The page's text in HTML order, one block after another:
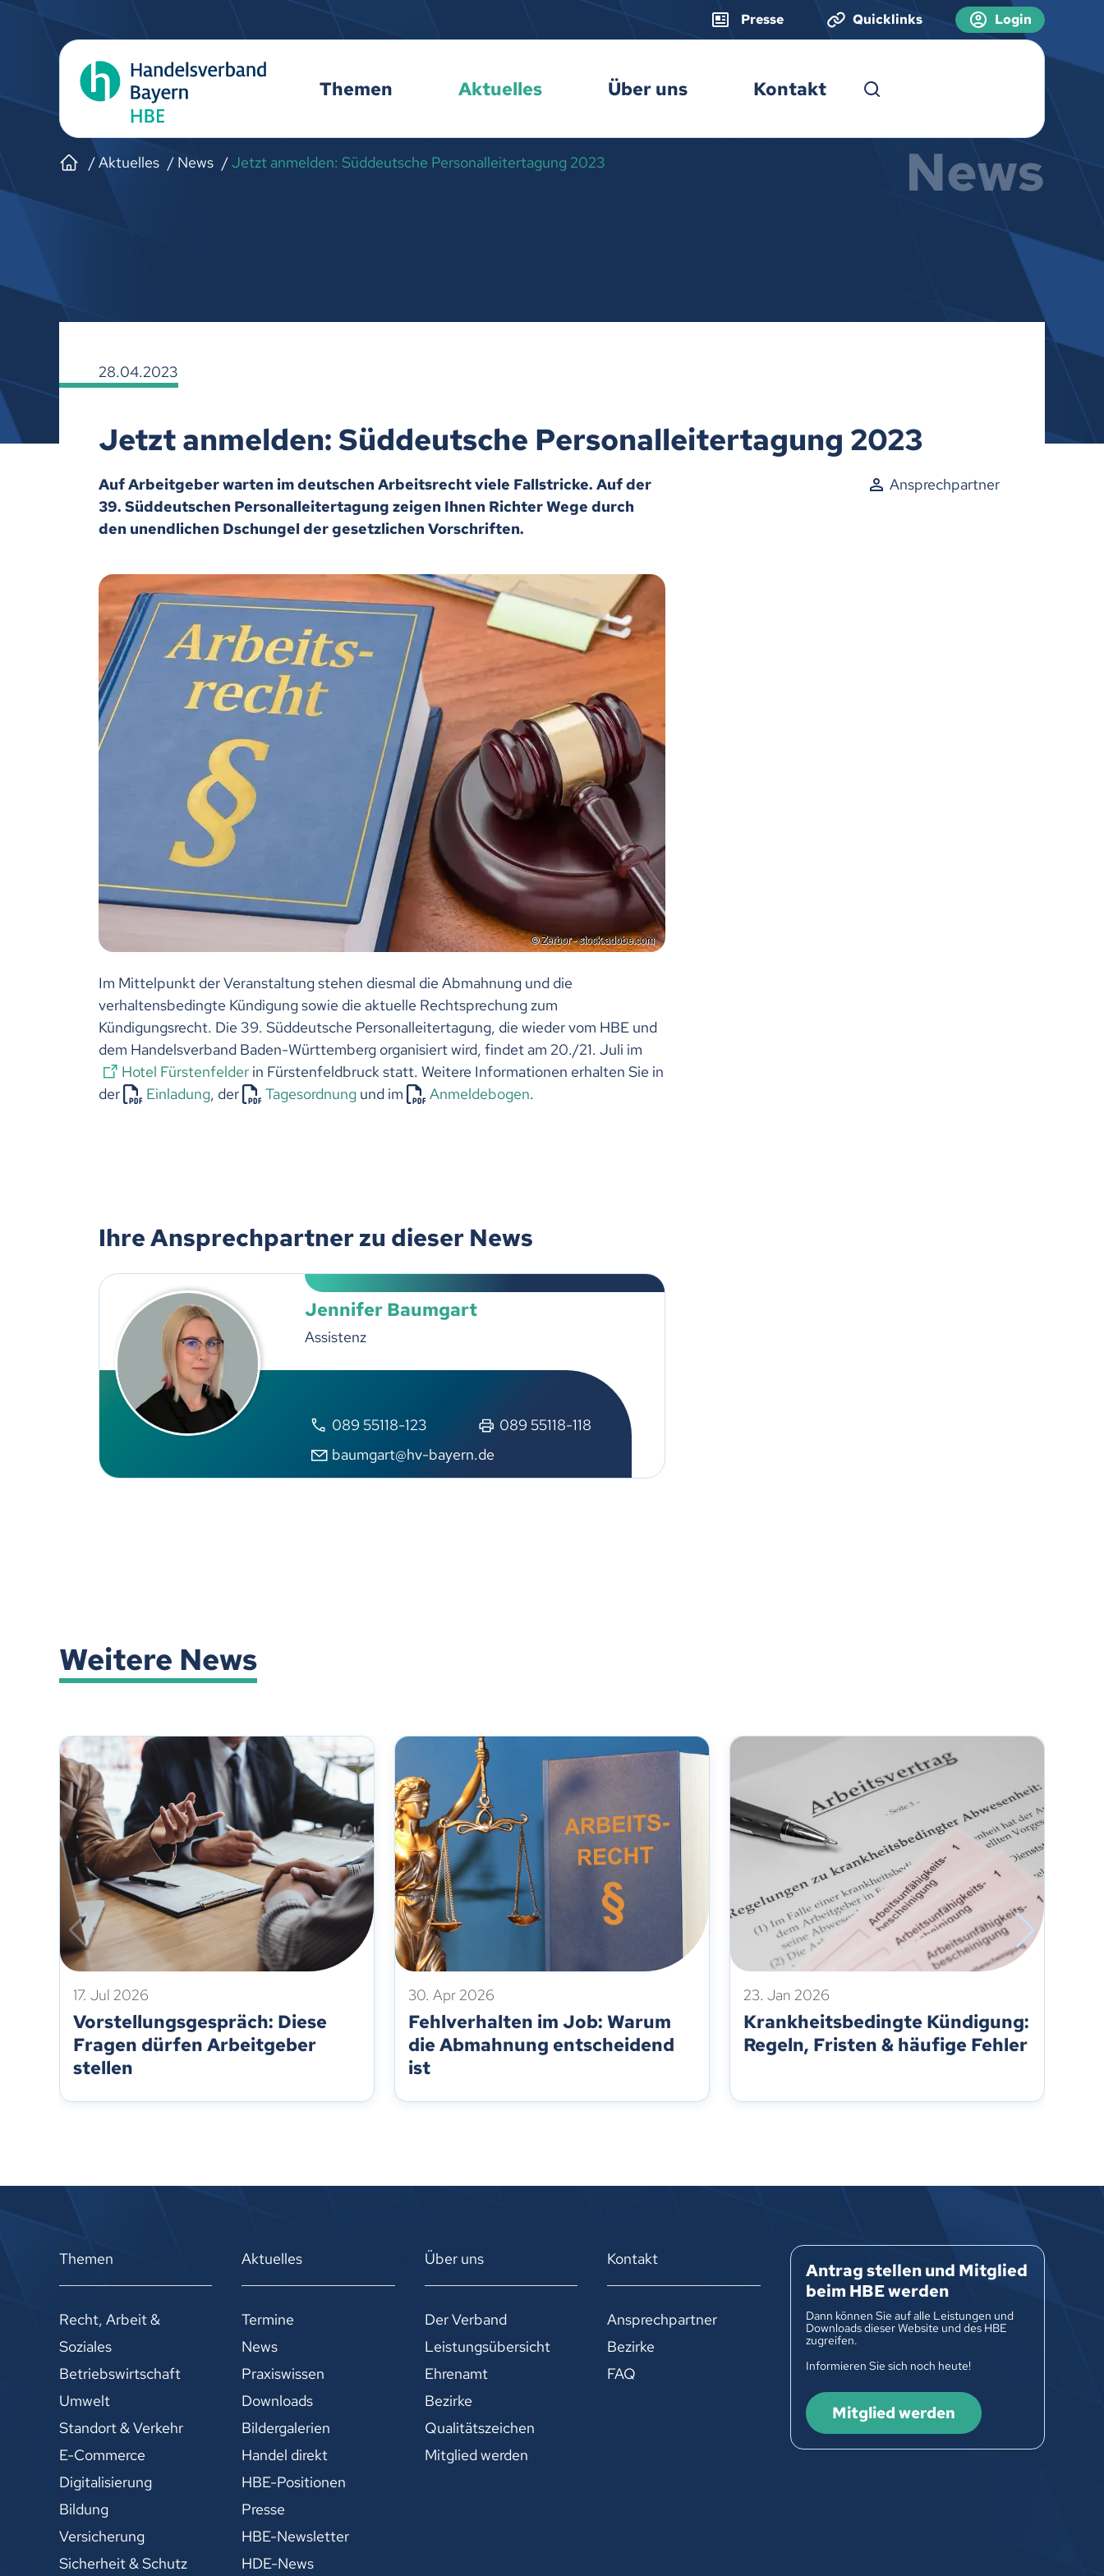
Presse Quicklinks Login
Themen Aktuelles Über uns Kontakt
Aktuelles News Jetzt anmelden: Süddeutsche Personalleitertagung 2023 News
28.04.2023
Jetzt anmelden: Süddeutsche Personalleitertagung 2023
Auf Arbeitgeber warten im deutschen Arbeitsrecht viele Fallstricke. Auf der
39. Süddeutschen Personalleitertagung zeigen Ihnen Richter Wege durch
den unendlichen Dschungel der gesetzlichen Vorschriften.
Ansprechpartner
Im Mittelpunkt der Veranstaltung stehen diesmal die Abmahnung und die
verhaltensbedingte Kündigung sowie die aktuelle Rechtsprechung zum
Kündigungsrecht. Die 39. Süddeutsche Personalleitertagung, die wieder vom HBE und
dem Handelsverband Baden-Württemberg organisiert wird, findet am 20./21. Juli im
Hotel Fürstenfelder in Fürstenfeldbruck statt. Weitere Informationen erhalten Sie in
der
Einladung, der Tagesordnung und im Anmeldebogen.
Ihre Ansprechpartner zu dieser News
Jennifer Baumgart
Assistenz
089 55118-123
089 55118-118
baumgart@hv-bayern.de
Weitere News
17. Jul 2026
Vorstellungsgespräch: Diese
Fragen dürfen Arbeitgeber
stellen
30. Apr 2026
Fehlverhalten im Job: Warum
die Abmahnung entscheidend
ist
23. Jan 2026
Krankheitsbedingte Kündigung:
Regeln, Fristen & häufige Fehler
Themen
Recht, Arbeit &
Soziales
Betriebswirtschaft
Umwelt
Standort & Verkehr
E-Commerce
Digitalisierung
Bildung
Versicherung
Sicherheit & Schutz
Aktuelles
Termine
News
Praxiswissen
Downloads
Bildergalerien
Handel direkt
HBE-Positionen
Presse
HBE-Newsletter
HDE-News
Über uns
Der Verband
Leistungsübersicht
Ehrenamt
Bezirke
Qualitätszeichen
Mitglied werden
Kontakt
Ansprechpartner
Bezirke
FAQ
Antrag stellen und Mitglied
beim HBE werden
Dann können Sie auf alle Leistungen und
Downloads dieser Website und des HBE
zugreifen.
Informieren Sie sich noch heute!
Mitglied werden